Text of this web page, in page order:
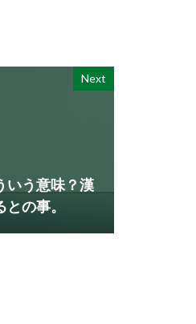
Next
いう意味？漢
の事。